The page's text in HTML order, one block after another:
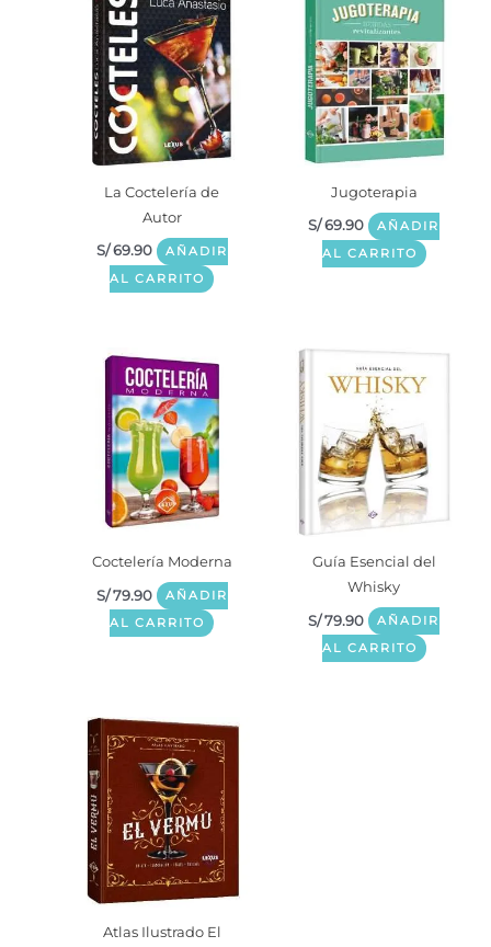
La Coctelería de
Autor
S/69.90
AÑADIR
AL CARRITO
Jugoterapia
S/69.90
AÑADIR
AL CARRITO
Coctelería Moderna
S/79.90
AÑADIR
AL CARRITO
Guía Esencial del
Whisky
S/79.90
AÑADIR
AL CARRITO
Atlas Ilustrado El